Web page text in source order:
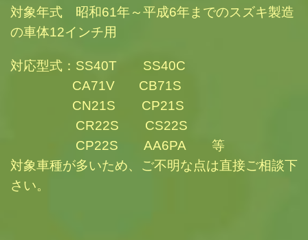
対象年式 昭和61年～平成6年までのスズキ製造
の車体12インチ用
対応型式：SS40T SS40C
CA71V CB71S
CN21S CP21S
CR22S CS22S
CP22S AA6PA 等
対象車種が多いため、ご不明な点は直接ご相談下
さい。